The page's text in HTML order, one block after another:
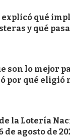
qué
y qué
son lo mejor
por qué eligió
la Lotería
de agosto de